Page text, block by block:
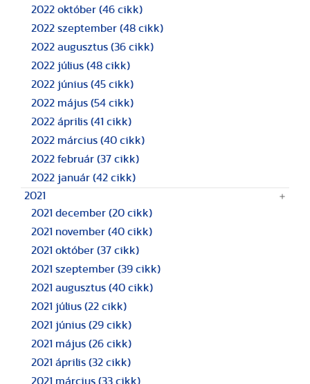
2022 október (46 cikk)
2022 szeptember (48 cikk)
2022 augusztus (36 cikk)
2022 július (48 cikk)
2022 június (45 cikk)
2022 május (54 cikk)
2022 április (41 cikk)
2022 március (40 cikk)
2022 február (37 cikk)
2022 január (42 cikk)
2021
2021 december (20 cikk)
2021 november (40 cikk)
2021 október (37 cikk)
2021 szeptember (39 cikk)
2021 augusztus (40 cikk)
2021 július (22 cikk)
2021 június (29 cikk)
2021 május (26 cikk)
2021 április (32 cikk)
2021 március (33 cikk)